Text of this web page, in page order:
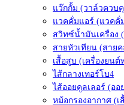
แว๊กกั้ม (วาล์วควบ
แวคคั่มแอร์ (แวคคั่
สวิทซ์น้ำมันเครื่อง
สายหัวเทียน (สาย
เสื้อสูบ (เครื่องยนต์
ไส้กลางเทอร์โบ4
ไส้ออยคูลเลอร์ (ออ
หม้อกรองอากาศ (เ